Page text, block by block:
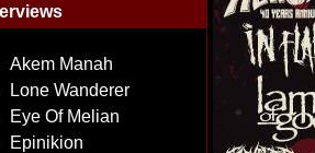
Akem Manah
Lone Wanderer
Eye Of Melian
Epinikion